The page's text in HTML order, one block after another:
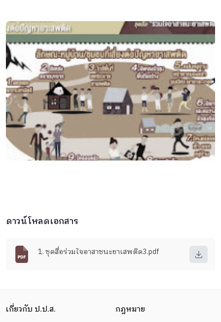
ดาวน์โหลดเอกสาร
1. ชุดสื่อร่วมใจอาสาชนะยาเสพติด3.pdf
เกี่ยวกับ ป.ป.ส. กฎหมาย